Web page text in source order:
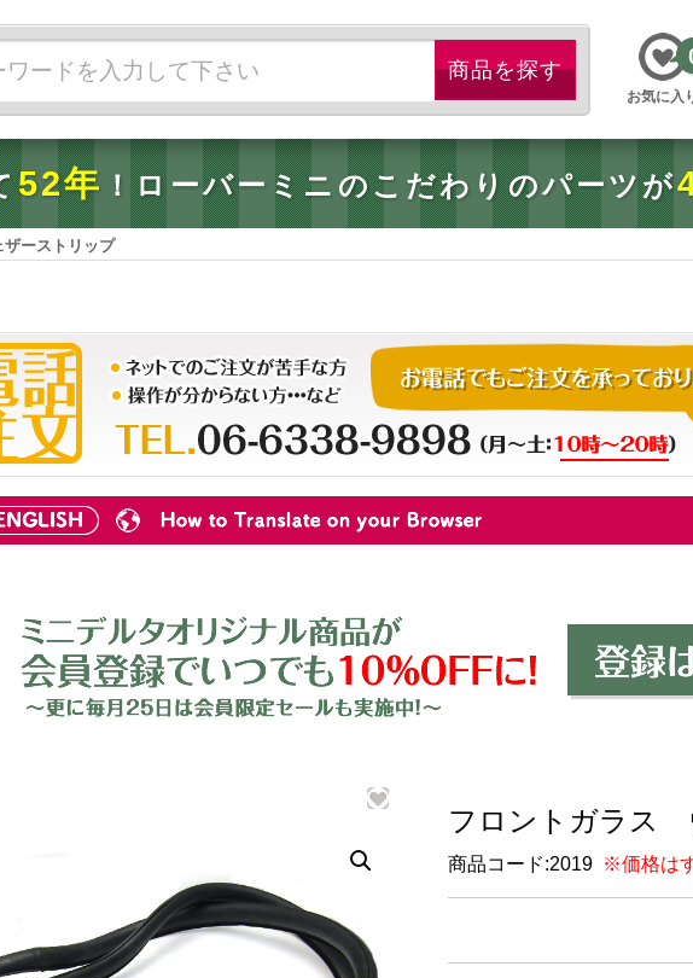
お気に入
52年 ！ローバーミニのこだわりのパーツが
ーストリップ
フロントガラス
商品コード:2019 ※価格は